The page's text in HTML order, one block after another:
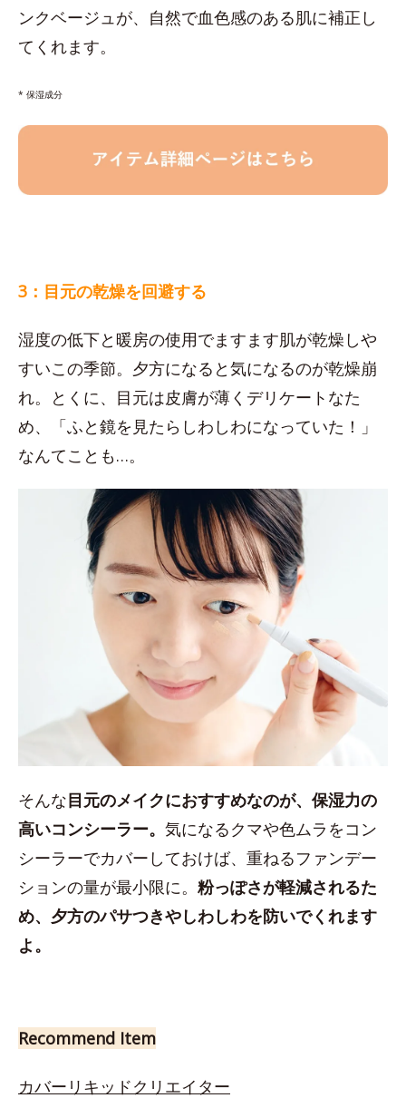
ンクベージュが、自然で血色感のある肌に補正し
てくれます。
* 保湿成分
3：目元の乾燥を回避する
湿度の低下と暖房の使用でますます肌が乾燥しや
すいこの季節。夕方になると気になるのが乾燥崩
れ。とくに、目元は皮膚が薄くデリケートなた
め、「ふと鏡を見たらしわしわになっていた！」
なんてことも…。
そんな目元のメイクにおすすめなのが、保湿力の
高いコンシーラー。 気になるクマや色ムラをコン
シーラーでカバーしておけば、重ねるファンデー
ションの量が最小限に。 粉っぽさが軽減されるた
め、夕方のパサつきやしわしわを防いでくれます
よ。
Recommend Item
カバーリキッドクリエイター